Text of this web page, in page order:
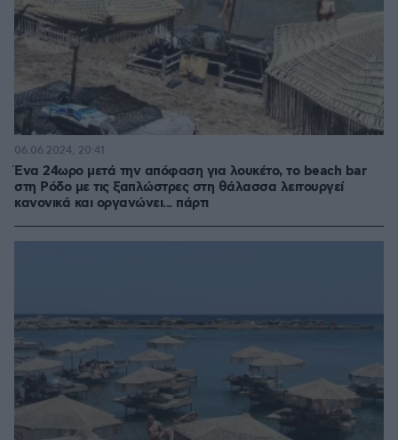
Ένα 24ωρο μετά την απόφαση για λουκέτο, το beach bar
στη Ρόδο με τις ξαπλώστρες στη θάλασσα λειτουργεί
κανονικά και οργανώνει... πάρτι
06.06.2024, 20:41